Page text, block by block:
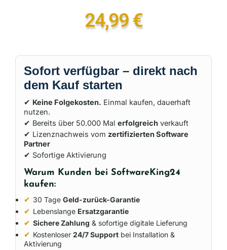
24,99€
Sofort verfügbar – direkt nach
dem Kauf starten
✔ Keine Folgekosten. Einmal kaufen, dauerhaft
nutzen.
✔ Bereits über 50.000 Mal erfolgreich verkauft
✔ Lizenznachweis vom zertifizierten Software
Partner
✔ Sofortige Aktivierung
Warum Kunden bei SoftwareKing24
kaufen:
✔ 30 Tage Geld-zurück-Garantie
✔ Lebenslange Ersatzgarantie
✔ Sichere Zahlung & sofortige digitale Lieferung
✔ Kostenloser 24/7 Support bei Installation &
Aktivierung